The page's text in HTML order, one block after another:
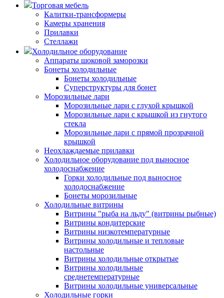
Торговая мебель
Калитки-трансформеры
Камеры хранения
Прилавки
Стеллажи
Холодильное оборудование
Аппараты шоковой заморозки
Бонеты холодильные
Бонеты холодильные
Суперструктуры для бонет
Морозильные лари
Морозильные лари с глухой крышкой
Морозильные лари с крышкой из гнутого
стекла
Морозильные лари с прямой прозрачной
крышкой
Неохлаждаемые прилавки
Холодильное оборудование под выносное
холодоснабжение
Горки холодильные под выносное
холодоснабжение
Бонеты морозильные
Холодильные витрины
Витрины "рыба на льду" (витрины рыбные)
Витрины кондитерские
Витрины низкотемпературные
Витрины холодильные и тепловые
настольные
Витрины холодильные открытые
Витрины холодильные
среднетемпературные
Витрины холодильные универсальные
Холодильные горки